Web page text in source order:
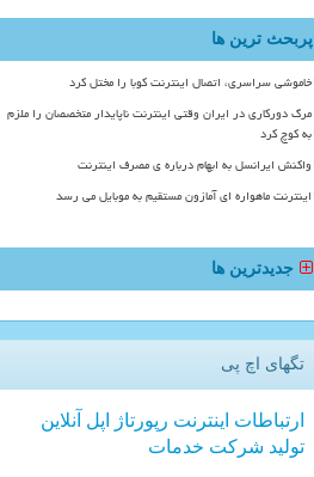
پربحث ترین ها
خاموشی سراسری، اتصال اینترنت کوبا را مختل کرد
مرگ دورکاری در ایران وقتی اینترنت ناپایدار متخصصان را ملزم
به کوچ کرد
واکنش ایرانسل به ابهام درباره ی مصرف اینترنت
اینترنت ماهواره ای آمازون مستقیم به موبایل می رسد
جدیدترین ها
تگهای اچ پی
ارتباطات اینترنت رپورتاژ اپل آنلاین
تولید شركت خدمات